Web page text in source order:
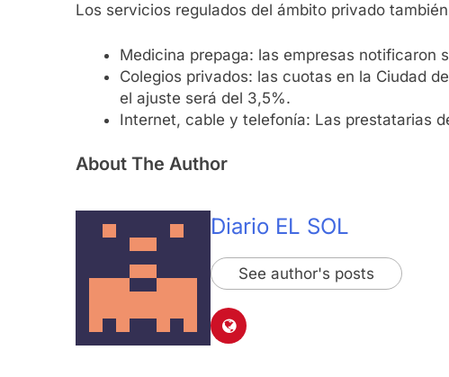
Los servicios regulados del ámbito privado
Medicina prepaga: las empresas notificaron
Colegios privados: las cuotas en la Ciudad
el ajuste será del 3,5%.
Internet, cable y telefonía: Las prestatarias
About The Author
Diario EL SOL
See author's posts